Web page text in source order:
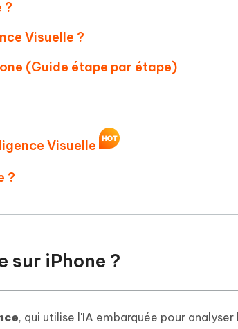
?
Visuelle ?
(Guide étape par étape)
Visuelle
?
sur iPhone ?
, qui utilise l'IA embarquée pour analyser